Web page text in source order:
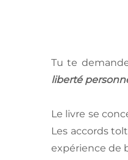
Tu te
liberté
Le livre se
Les accords
expérience de